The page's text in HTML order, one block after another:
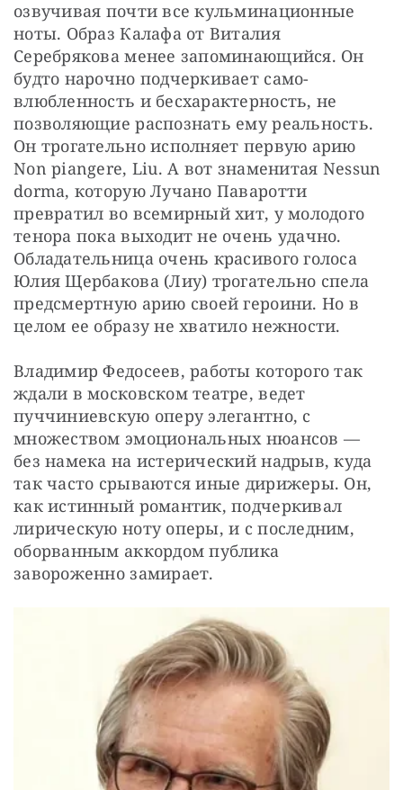
озвучивая почти все кульминационные
ноты. Образ Калафа от Виталия
Серебрякова менее запоминающийся. Он
будто нарочно подчеркивает само­
влюбленность и бесхарактерность, не
позволяющие распознать ему реальность.
Он трогательно исполняет первую арию
Non piangere, Liu. А вот знаменитая Nessun
dorma, которую Лучано Паваротти
превратил во всемирный хит, у молодого
тенора пока выходит не очень удачно.
Обладательница очень красивого голоса
Юлия Щербакова (Лиу) трогательно спела
предсмертную арию своей героини. Но в
целом ее образу не хватило нежности.
Владимир Федосеев, работы которого так
ждали в московском театре, ведет
пуччиниевскую оперу элегантно, с
множеством эмоциональных нюансов —
без намека на истерический надрыв, куда
так часто срываются иные дирижеры. Он,
как истинный романтик, подчеркивал
лирическую ноту оперы, и с последним,
оборванным аккордом публика
завороженно замирает.